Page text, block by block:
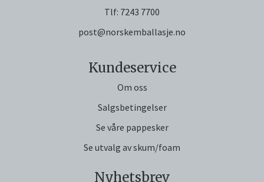
Tlf: 7243 7700
post@norskemballasje.no
Kundeservice
Om oss
Salgsbetingelser
Se våre pappesker
Se utvalg av skum/foam
Nyhetsbrev